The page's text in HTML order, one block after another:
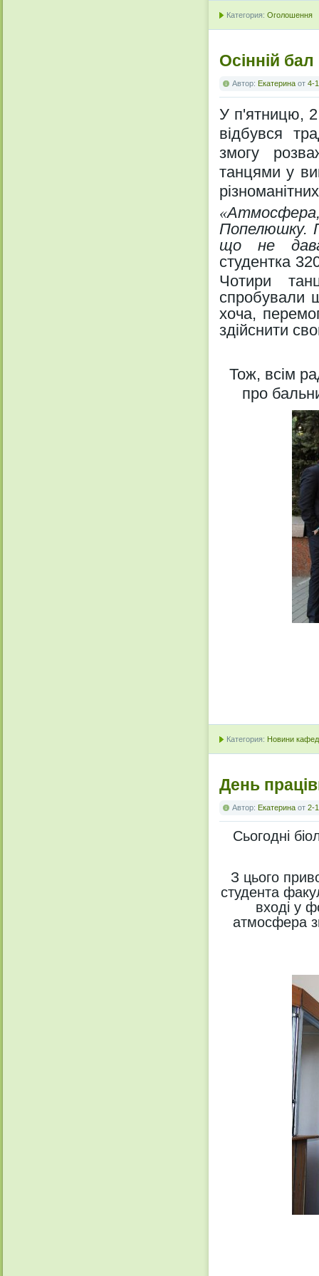
Категория: Оголошення
Осінній бал
Автор: Екатерина от 4-
У п'ятницю,
відбувся
змогу
танцями у
«
Попелюшку.
що не
студентка
Чотири
спробували
хоча,
здійснити
Тож, всім
про
Категория: Новини
День
Автор: Екатерина от 2-
Сьогодні
З цього
студента
вході у
атмосфера